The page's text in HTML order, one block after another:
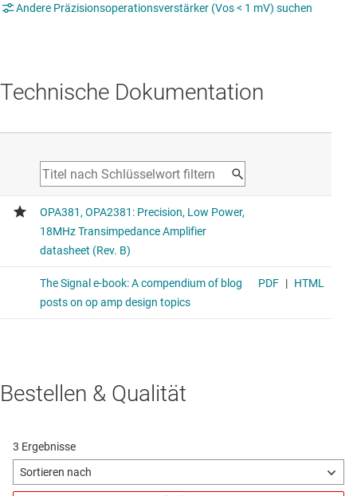
Andere Präzisionsoperationsverstärker (Vos < 1 mV) suchen
Technische Dokumentation
Bestellen & Qualität